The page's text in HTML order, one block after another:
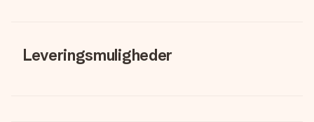
Leveringsmuligheder